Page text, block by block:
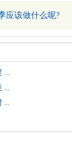
应该做什么呢?
...
...
...